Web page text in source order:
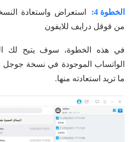
الخطوة 4:
استعراض واستعادة
من قوقل درايف للايفون
في هذه الخطوة، سوف يتيح لك
الواتساب الموجودة في نسخة جوجل
ما تريد استعادته منها.